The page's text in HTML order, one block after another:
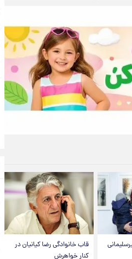
قاب خانوادگی رضا کیانیان در
کنار خواهرش